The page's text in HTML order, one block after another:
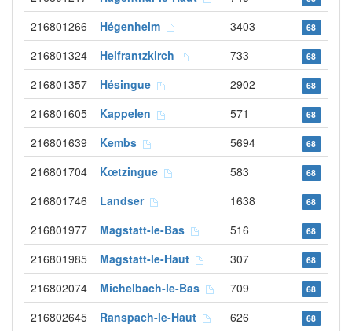
216801266 Hégenheim 3403 68
216801324 Helfrantzkirch 733 68
216801357 Hésingue 2902 68
216801605 Kappelen 571 68
216801639 Kembs 5694 68
216801704 Kœtzingue 583 68
216801746 Landser 1638 68
216801977 Magstatt-le-Bas 516 68
216801985 Magstatt-le-Haut 307 68
216802074 Michelbach-le-Bas 709 68
216802645 Ranspach-le-Haut 626 68